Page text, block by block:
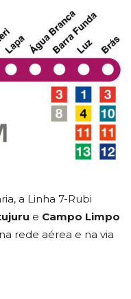
a Linha 7-Rubi
e Campo Limpo
rede aérea e na via